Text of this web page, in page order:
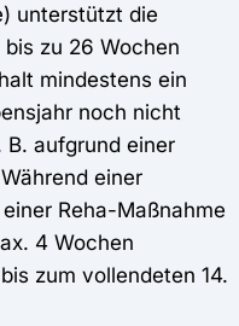
unterstützt die
bis zu 26 Wochen
mindestens ein
noch nicht
aufgrund einer
einer
Reha-Maßnahme
4 Wochen
zum vollendeten 14.